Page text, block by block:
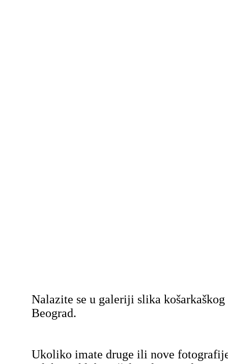
Nalazite se u galeriji slika
Beograd.
Ukoliko imate druge ili nove